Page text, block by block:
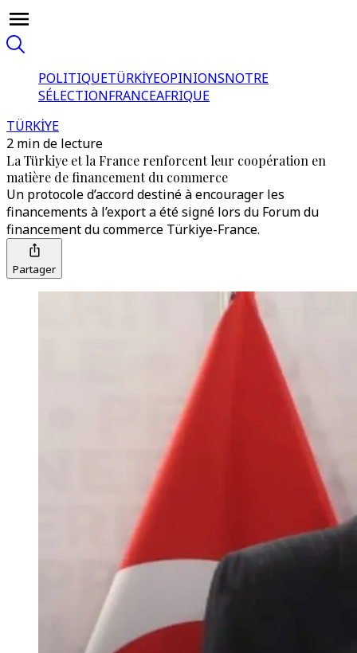
POLITIQUETÜRKİYEOPINIONSNOTRE
SÉLECTIONFRANCEAFRIQUE
TÜRKİYE
2 min de lecture
La Türkiye et la France renforcent leur coopération en
matière de financement du commerce
Un protocole d’accord destiné à encourager les
financements à l’export a été signé lors du Forum du
financement du commerce Türkiye-France.
Partager